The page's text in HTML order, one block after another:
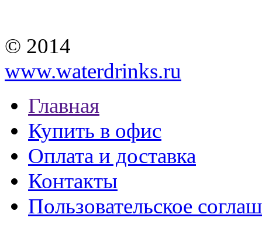
© 2014
www.waterdrinks.ru
Главная
Купить в офис
Оплата и доставка
Контакты
Пользовательское